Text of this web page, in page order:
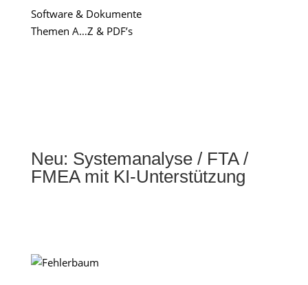
Software & Dokumente
Themen A…Z & PDF’s
Neu: Systemanalyse / FTA /
FMEA mit KI-Unterstützung